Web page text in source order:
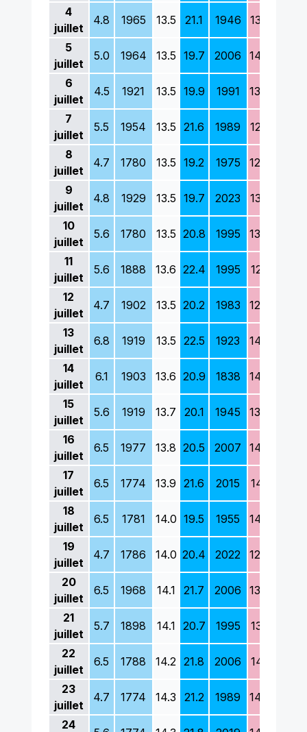
4
juillet
4.8 1965 13.5 21.1 1946 13.5
5
juillet
5.0 1964 13.5 19.7 2006 14.0
6
juillet
4.5 1921 13.5 19.9 1991 13.8
7
juillet
5.5 1954 13.5 21.6 1989 12.5
8
juillet
4.7 1780 13.5 19.2 1975 12.7
9
juillet
4.8 1929 13.5 19.7 2023 13.5
10
juillet
5.6 1780 13.5 20.8 1995 13.4
11
juillet
5.6 1888 13.6 22.4 1995 12.1
12
juillet
4.7 1902 13.5 20.2 1983 12.7
13
juillet
6.8 1919 13.5 22.5 1923 14.9
14
juillet
6.1 1903 13.6 20.9 1838 14.8
15
juillet
5.6 1919 13.7 20.1 1945 13.8
16
juillet
6.5 1977 13.8 20.5 2007 14.2
17
juillet
6.5 1774 13.9 21.6 2015 14.1
18
juillet
6.5 1781 14.0 19.5 1955 14.6
19
juillet
4.7 1786 14.0 20.4 2022 12.8
20
juillet
6.5 1968 14.1 21.7 2006 13.8
21
juillet
5.7 1898 14.1 20.7 1995 13.1
22
juillet
6.5 1788 14.2 21.8 2006 14.1
23
juillet
4.7 1774 14.3 21.2 1989 14.6
24